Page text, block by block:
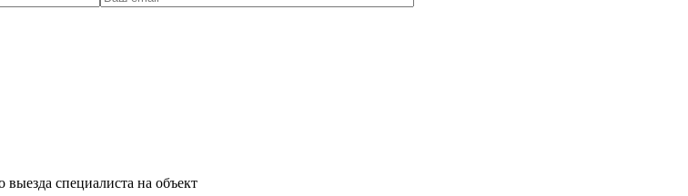
специалиста на объект